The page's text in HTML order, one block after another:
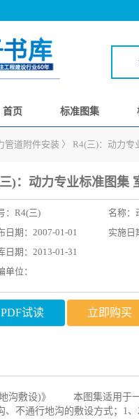
首页 标准图集
管道附件安装 〉 R4(三)：动力专
)：动力专业标准图集
： R4(三) 名称：
日期：2007-01-01
实施日
日期：2013-01-31
单位：
PDF试读 立即购买
地沟敷设)》 本图集适用于
不通行地沟的敷设方式；1